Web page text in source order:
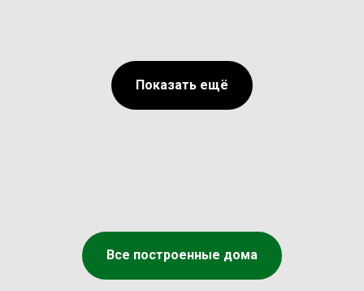
Показать ещё
Все построенные дома